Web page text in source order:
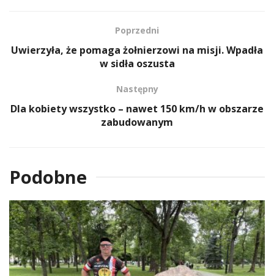
Poprzedni
Uwierzyła, że pomaga żołnierzowi na misji. Wpadła
w sidła oszusta
Następny
Dla kobiety wszystko – nawet 150 km/h w obszarze
zabudowanym
Podobne